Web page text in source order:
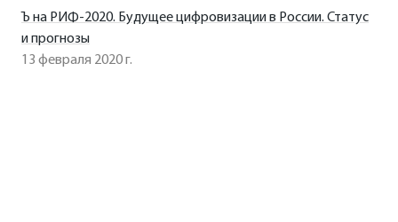
Ъ на РИФ-2020. Будущее цифровизации в России. Статус
и прогнозы
13 февраля 2020 г.